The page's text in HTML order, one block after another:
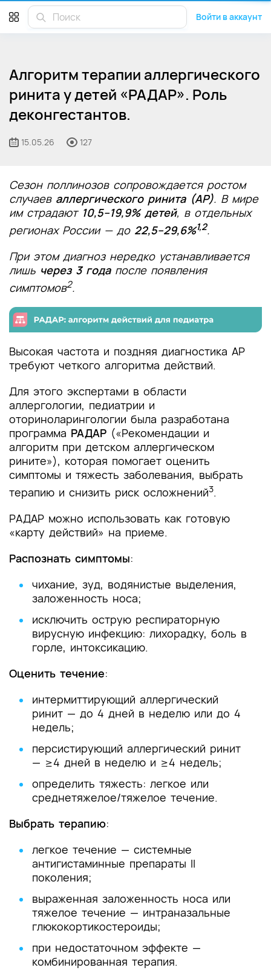
Войти в аккаунт
Алгоритм терапии аллергического
ринита у детей «РАДАР». Роль
деконгестантов.
15.05.26 127
Сезон поллинозов сопровождается ростом
случаев аллергического ринита (АР). В мире
им страдают 10,5–19,9% детей, в отдельных
регионах России — до 22,5–29,6%1,2.
При этом диагноз нередко устанавливается
лишь через 3 годапосле появления
симптомов2.
Высокая частота и поздняя диагностика АР
требуют четкого алгоритма действий.
Для этого экспертами в области
аллергологии, педиатрии и
оториноларингологии была разработана
программа РАДАР («Рекомендации и
алгоритм при детском аллергическом
рините»), которая помогает оценить
симптомы и тяжесть заболевания, выбрать
терапию и снизить риск осложнений3.
РАДАР можно использовать как готовую
«карту действий» на приеме.
Распознать симптомы:
чихание, зуд, водянистые выделения,
заложенность носа;
исключить острую респираторную
вирусную инфекцию: лихорадку, боль в
горле, интоксикацию.
Оценить течение:
интермиттирующий аллергический
ринит — до 4 дней в неделю или до 4
недель;
персистирующий аллергический ринит
— ≥4 дней в неделю и ≥4 недель;
определить тяжесть: легкое или
среднетяжелое/тяжелое течение.
Выбрать терапию:
легкое течение — системные
антигистаминные препараты II
поколения;
выраженная заложенность носа или
тяжелое течение — интраназальные
глюкокортикостероиды;
при недостаточном эффекте —
комбинированная терапия.